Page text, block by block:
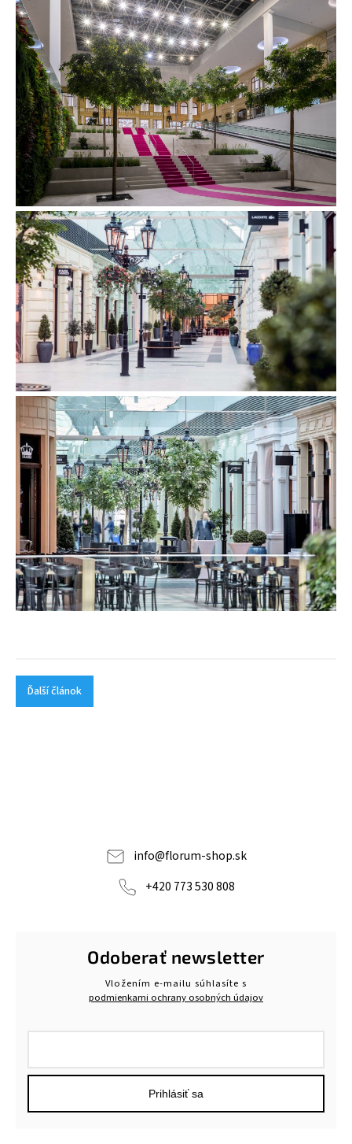
Ďalší článok
info@florum-shop.sk
+420 773 530 808
Odoberať newsletter
Vložením e-mailu súhlasíte s
podmienkami ochrany osobných údajov
Prihlásiť sa